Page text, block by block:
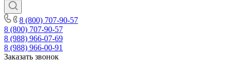
8 (800) 707-90-57
8 (800) 707-90-57
8 (988) 966-07-69
8 (988) 966-00-91
Заказать звонок